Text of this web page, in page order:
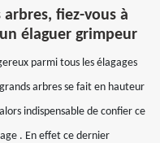
arbres, fiez-vous à
élaguer grimpeur
parmi tous les élagages
arbres se fait en hauteur
indispensable de confier ce
. En effet ce dernier